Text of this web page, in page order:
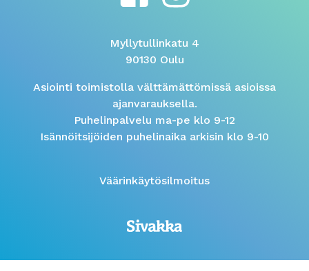
Myllytullinkatu 4
90130 Oulu
Asiointi toimistolla välttämättömissä asioissa
ajanvarauksella.
Puhelinpalvelu ma-pe klo 9-12
Isännöitsijöiden puhelinaika arkisin klo 9-10
Väärinkäytösilmoitus